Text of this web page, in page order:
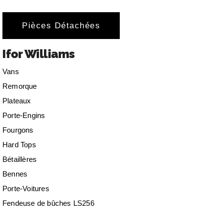
Pièces Détachées
Ifor Williams
Vans
Remorque
Plateaux
Porte-Engins
Fourgons
Hard Tops
Bétaillères
Bennes
Porte-Voitures
Fendeuse de bûches LS256